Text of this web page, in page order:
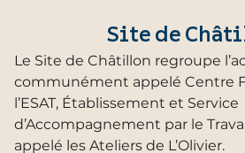
Site de
Le Site de Châtillon regroupe
communément appelé Centre
l’ESAT, Établissement et Service
d’Accompagnement par le
appelé les Ateliers de L’Olivier.